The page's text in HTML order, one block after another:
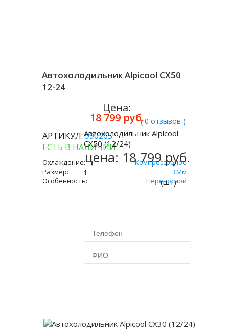
Автохолодильник Alpicool CX50
12-24
( 0 отзывов )
АРТИКУЛ:990265
ЕСТЬ В НАЛИЧИИ
Охлаждение:
Компрессорное
Размер:
545х586х378 Мм
Особенность:
Переносной
Цена:
18 799 руб.
Купить
Автохолодильник Alpicool
CX50 (12/24)
цена: 18 799 руб.
(шт)